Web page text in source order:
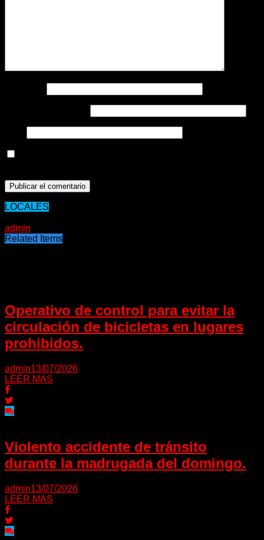
LOCALES
admin
Related Items
Operativo de control para evitar la
circulación de bicicletas en lugares
prohibidos.
admin13/07/2026
LEER MAS
Violento accidente de tránsito
durante la madrugada del domingo.
admin13/07/2026
LEER MAS